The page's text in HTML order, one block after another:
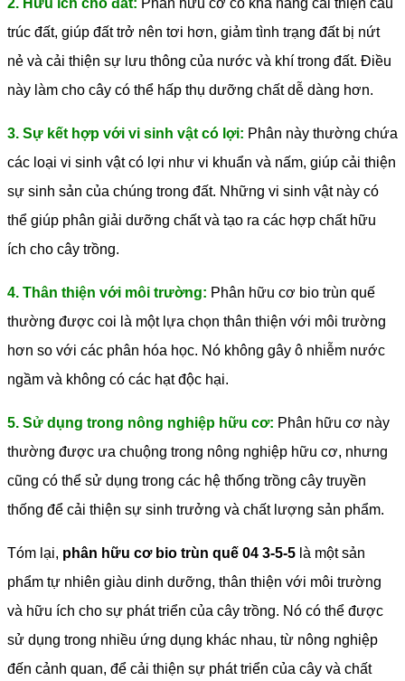
2. Hữu ích cho đất: Phân hữu cơ có khả năng cải thiện cấu
trúc đất, giúp đất trở nên tơi hơn, giảm tình trạng đất bị nứt
nẻ và cải thiện sự lưu thông của nước và khí trong đất. Điều
này làm cho cây có thể hấp thụ dưỡng chất dễ dàng hơn.
3. Sự kết hợp với vi sinh vật có lợi: Phân này thường chứa
các loại vi sinh vật có lợi như vi khuẩn và nấm, giúp cải thiện
sự sinh sản của chúng trong đất. Những vi sinh vật này có
thể giúp phân giải dưỡng chất và tạo ra các hợp chất hữu
ích cho cây trồng.
4. Thân thiện với môi trường: Phân hữu cơ bio trùn quế
thường được coi là một lựa chọn thân thiện với môi trường
hơn so với các phân hóa học. Nó không gây ô nhiễm nước
ngầm và không có các hạt độc hại.
5. Sử dụng trong nông nghiệp hữu cơ: Phân hữu cơ này
thường được ưa chuộng trong nông nghiệp hữu cơ, nhưng
cũng có thể sử dụng trong các hệ thống trồng cây truyền
thống để cải thiện sự sinh trưởng và chất lượng sản phẩm.
Tóm lại, phân hữu cơ bio trùn quế 04 3-5-5 là một sản
phẩm tự nhiên giàu dinh dưỡng, thân thiện với môi trường
và hữu ích cho sự phát triển của cây trồng. Nó có thể được
sử dụng trong nhiều ứng dụng khác nhau, từ nông nghiệp
đến cảnh quan, để cải thiện sự phát triển của cây và chất